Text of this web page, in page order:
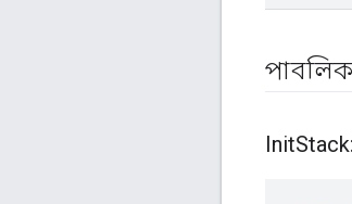
Init